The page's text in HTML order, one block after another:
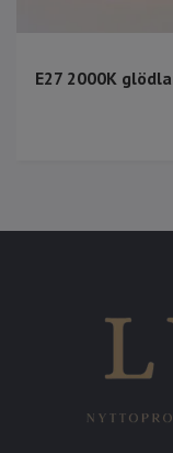
E27 2000K